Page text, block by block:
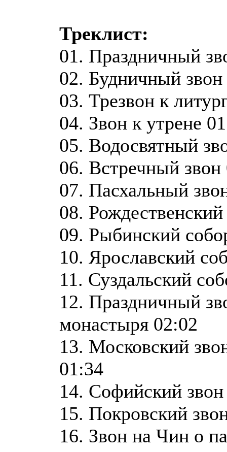
Треклист:
01. Праздничный
02. Будничный
03. Трезвон к
04. Звон к утрене
05. Водосвятный
06. Встречный звон
07. Пасхальный
08.
09. Рыбинский
10. Ярославский
11. Суздальский
12. Праздничный
монастыря 02:02
13. Московский
01:34
14. Софийский
15. Покровский
16. Звон на Чин о